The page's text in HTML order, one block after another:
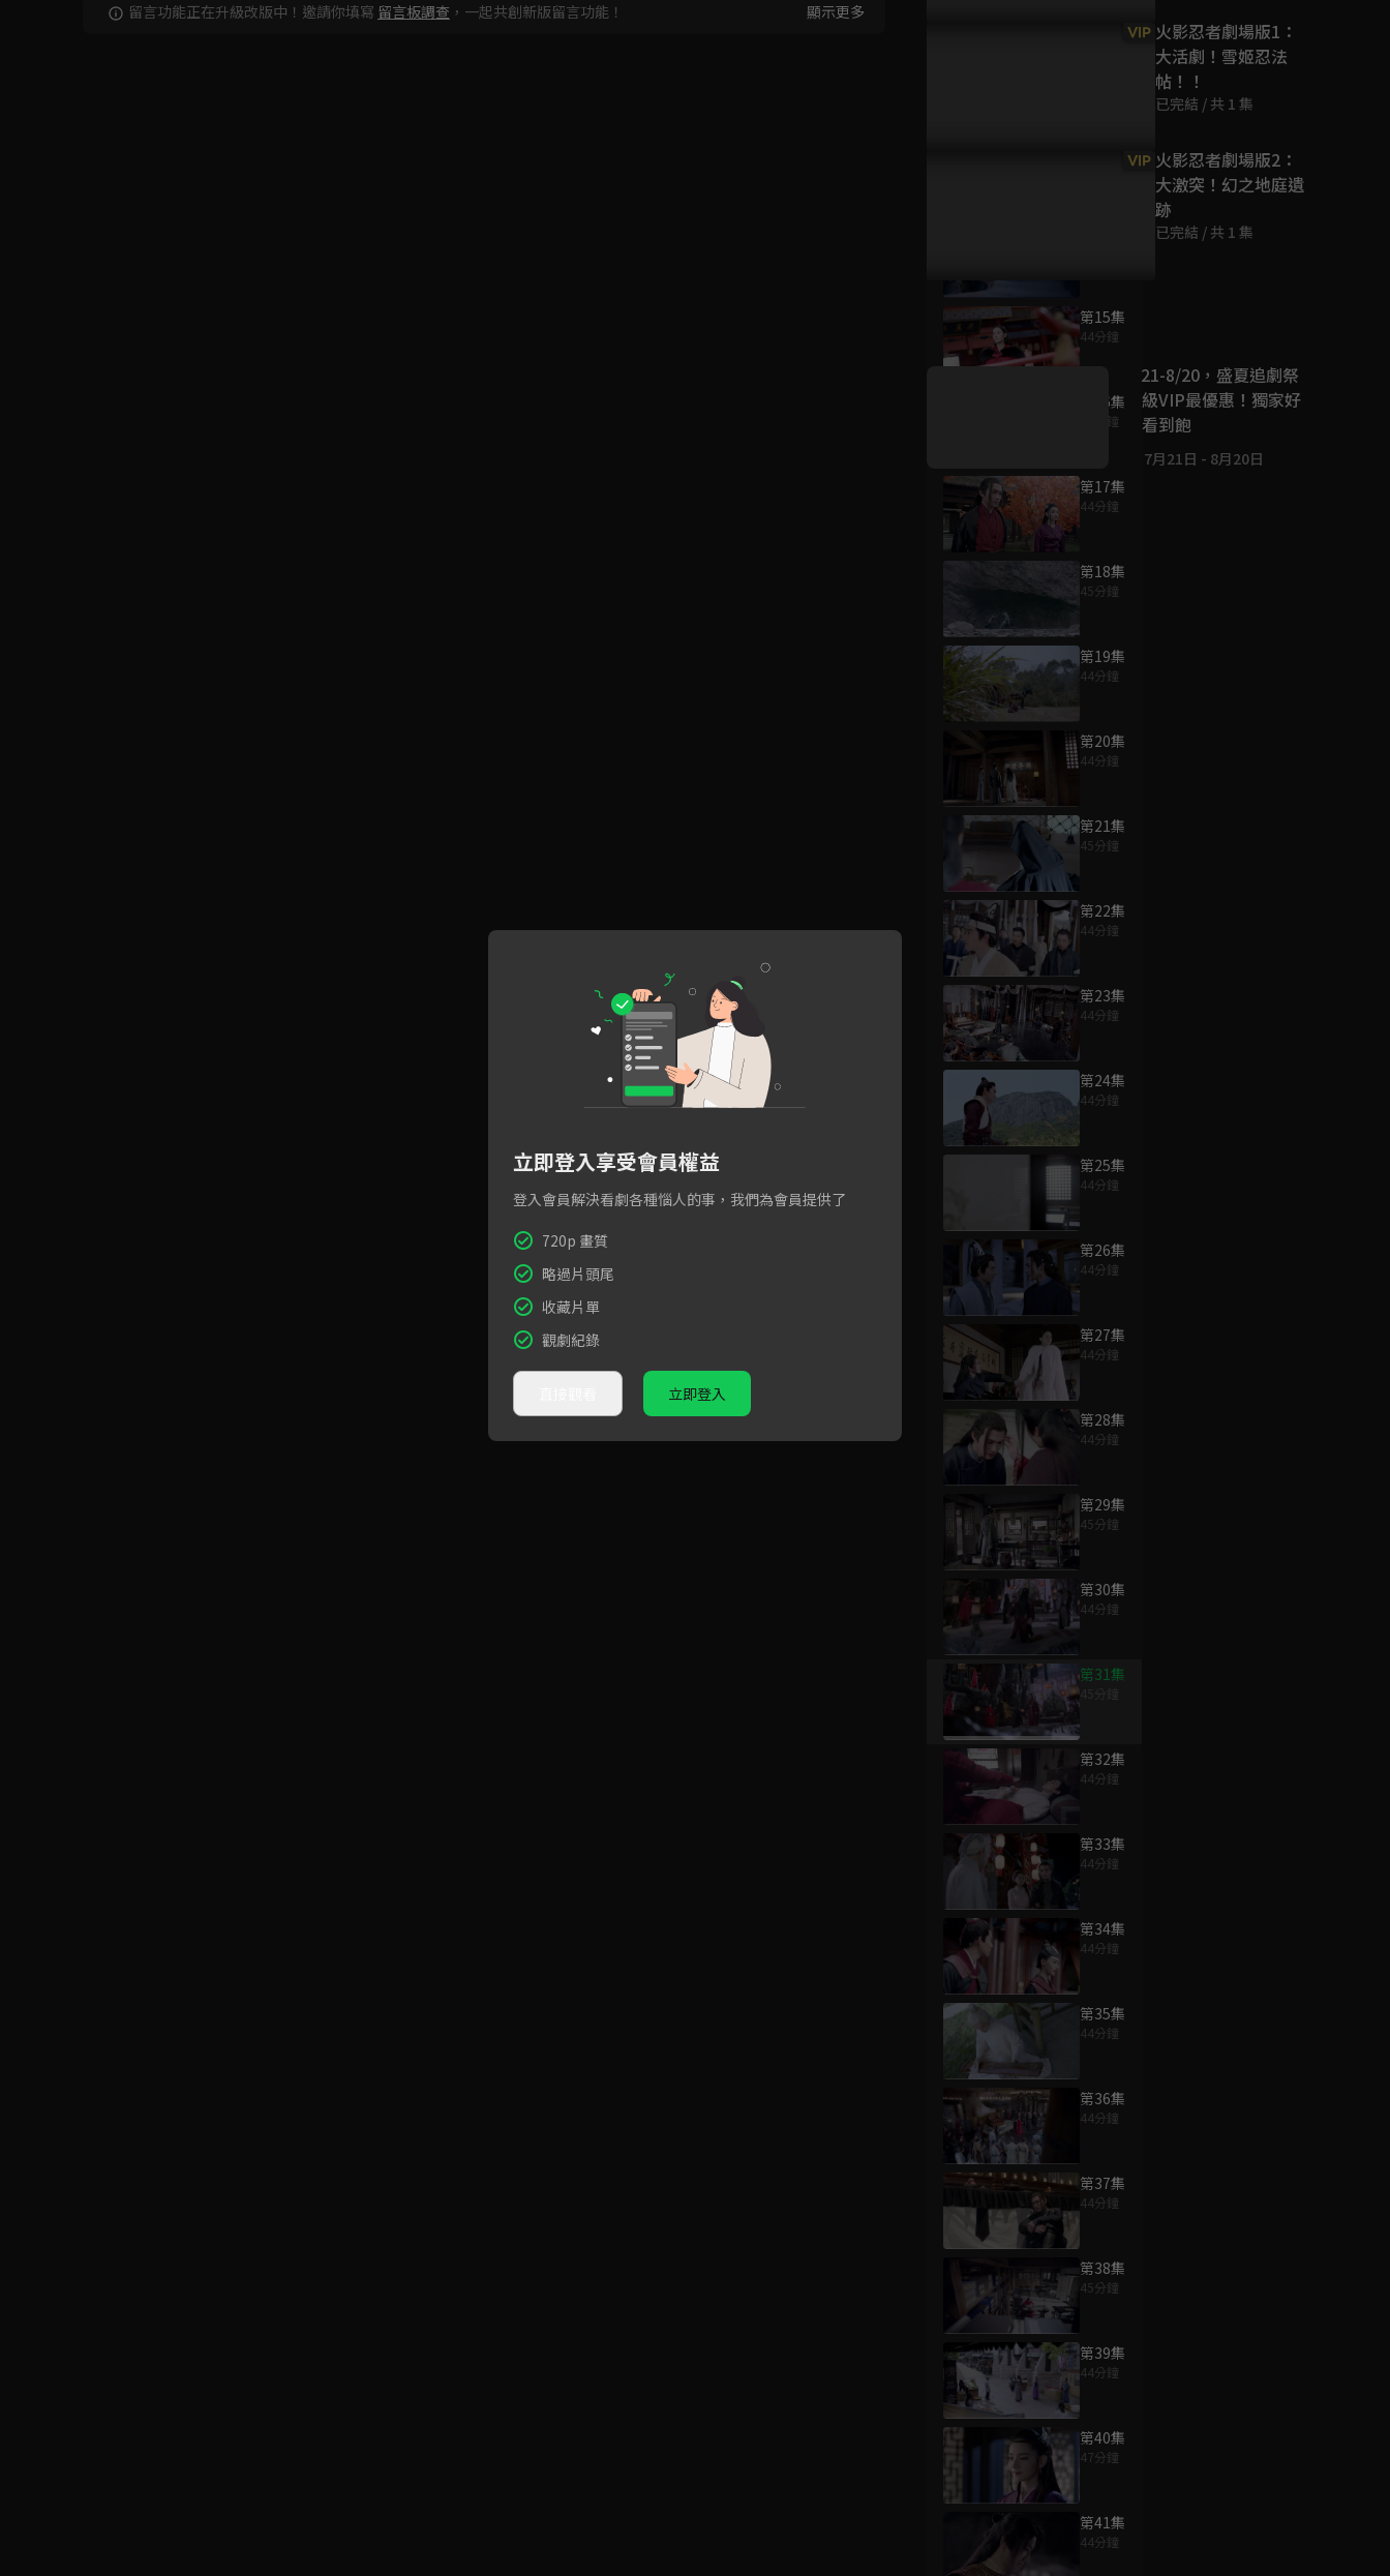
第15集
44分鐘
第16集
44分鐘
第17集
44分鐘
第18集
45分鐘
第19集
44分鐘
第20集
44分鐘
第21集
45分鐘
第22集
44分鐘
第23集
44分鐘
第24集
44分鐘
第25集
44分鐘
第26集
44分鐘
第27集
44分鐘
第28集
44分鐘
第29集
45分鐘
第30集
44分鐘
第31集
第32集
44分鐘
第33集
44分鐘
第34集
44分鐘
第35集
44分鐘
第36集
44分鐘
第37集
44分鐘
第38集
45分鐘
第39集
44分鐘
第40集
47分鐘
第41集
44分鐘
留言功能正在升級改版中！邀請你填寫 留言板調查 ，一起共創新版留言功能！ 顯示更多
VIP 火影忍者劇場版1：
大活劇！雪姬忍法
帖！！
已完結 / 共 1 集
VIP 火影忍者劇場版2：
大激突！幻之地庭遺
跡
已完結 / 共 1 集
好康資訊
7/21-8/20，盛夏追劇祭
升級VIP最優惠！獨家好
戲看到飽
7月21日 - 8月20日
立即登入享受會員權益
登入會員解決看劇各種惱人的事，我們為會員提供了
720p 畫質
略過片頭尾
收藏片單
觀劇紀錄
立即登入